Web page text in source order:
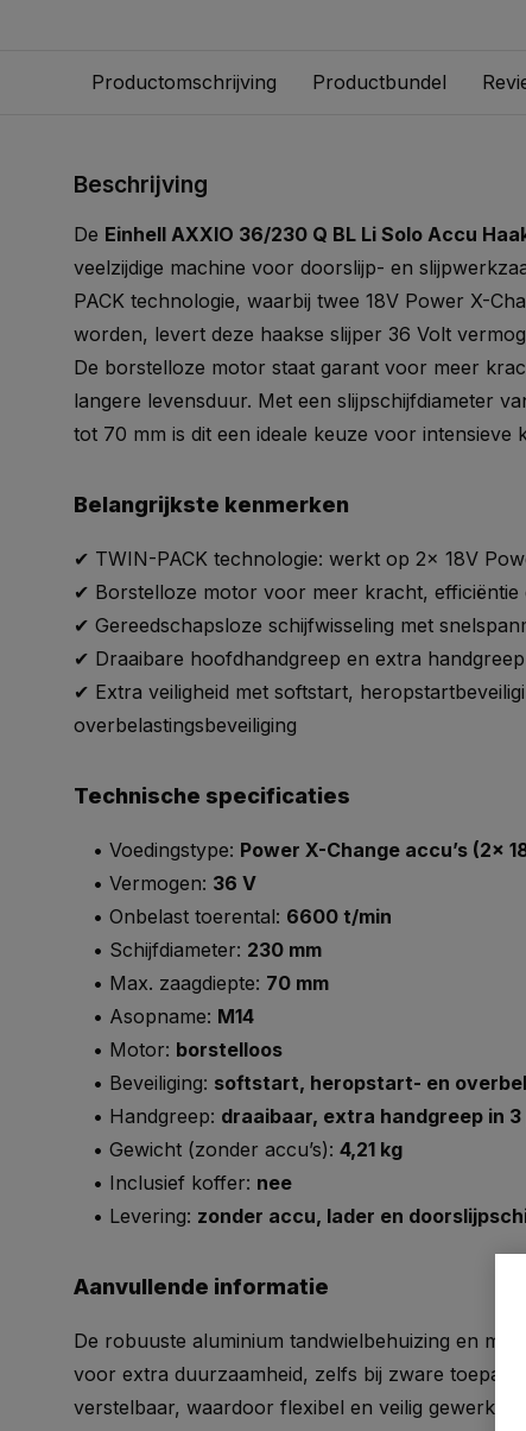
Productomschrijving Productbundel
Beschrijving
De Einhell AXXIO 36/230 Q BL Li Solo Accu
veelzijdige machine voor doorslijp- en
PACK technologie, waarbij twee 18V Power X-
worden, levert deze haakse slijper 36 Volt
De borstelloze motor staat garant voor meer
langere levensduur. Met een slijpschijfdiameter
tot 70 mm is dit een ideale keuze voor intensieve
Belangrijkste kenmerken
✔ TWIN-PACK technologie: werkt op 2x 18V
✔ Borstelloze motor voor meer kracht, efficiëntie
✔ Gereedschapsloze schijfwisseling met
✔ Draaibare hoofdhandgreep en extra
✔ Extra veiligheid met softstart,
overbelastingsbeveiliging
Technische specificaties
• Voedingstype: Power X-Change accu’s (2x
• Vermogen: 36 V
• Onbelast toerental: 6600 t/min
• Schijfdiameter: 230 mm
• Max. zaagdiepte: 70 mm
• Asopname: M14
• Motor: borstelloos
• Beveiliging: softstart, heropstart- en
• Handgreep: draaibaar, extra handgreep in
• Gewicht (zonder accu’s): 4,21 kg
• Inclusief koffer: nee
• Levering: zonder accu, lader en
Aanvullende informatie
De robuuste aluminium tandwielbehuizing en
voor extra duurzaamheid, zelfs bij zware
verstelbaar, waardoor flexibel en veilig gewerkt